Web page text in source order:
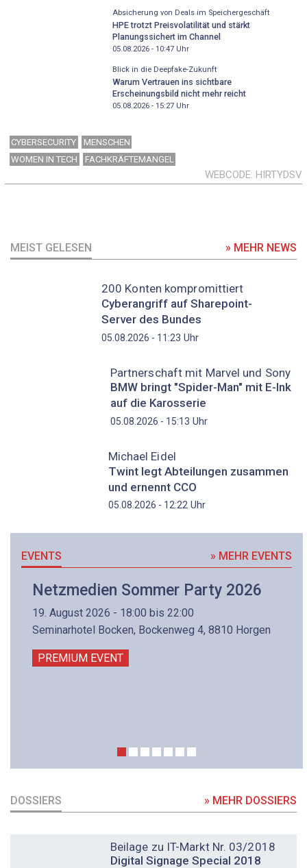
Absicherung von Deals im Speichergeschäft
HPE trotzt Preisvolatilität und stärkt
Planungssichert im Channel
05.08.2026 - 10:47Uhr
Blick in die Deepfake-Zukunft
Warum Vertrauen ins sichtbare
Erscheinungsbild nicht mehr reicht
05.08.2026 - 15:27Uhr
CYBERSECURITY
MENSCHEN
WOMEN IN TECH
FACHKRÄFTEMANGEL
WEBCODE HIRTYDSV
MEIST GELESEN » MEHR NEWS
200 Konten kompromittiert
Cyberangriff auf Sharepoint-
Server des Bundes
05.08.2026 - 11:23 Uhr
Partnerschaft mit Marvel und Sony
BMW bringt "Spider-Man" mit E-Ink
auf die Karosserie
05.08.2026 - 15:13 Uhr
Michael Eidel
Twint legt Abteilungen zusammen
und ernennt CCO
05.08.2026 - 12:22Uhr
EVENTS » MEHR EVENTS
Netzmedien Sommer Party 2026
19. August 2026 - 18:00 bis 22:00
Seminarhotel Bocken, Bockenweg 4, 8810 Horgen
PREMIUM EVENT
DOSSIERS » MEHR DOSSIERS
Beilage zu IT-Markt Nr. 03/2018
Digital Signage Special 2018